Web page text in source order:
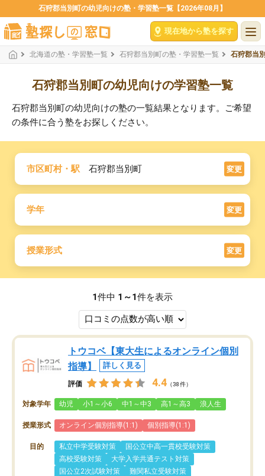
石狩郡当別町の幼児向けの塾・学習塾一覧【2026年08月】
現在地から塾を探す
北海道の塾・学習塾一覧 石狩郡当別町の塾・学習塾一覧 石狩郡当
石狩郡当別町の幼児向けの学習塾一覧
石狩郡当別町の幼児向けの塾の一覧結果となります。ご希望
の条件に合う塾をお探しください。
市区町村・駅 石狩郡当別町 変更
学年 変更
授業形式 変更
1件中 1～1件を表示
トウコベ【東大生によるオンライン個別
指導】
詳しく見る
評価 4.4 （38件）
対象学年 幼児 小1～小6 中1～中3 高1～高3 浪人生
授業形式 オンライン個別指導(1:1) 個別指導(1:1)
目的 私立中学受験対策
国公立中高一貫校受験対策
高校受験対策
大学入学共通テスト対策
国公立2次試験対策
難関私立受験対策